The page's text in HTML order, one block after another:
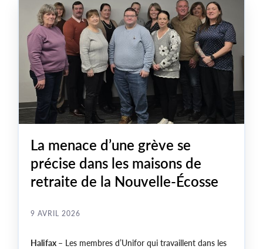
La menace d’une grève se
précise dans les maisons de
retraite de la Nouvelle-Écosse
9 AVRIL 2026
Halifax – Les membres d’Unifor qui travaillent dans les